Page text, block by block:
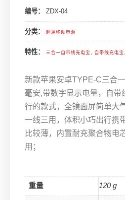
编号： ZDX-04
分类： 超薄移动电源
特性： 三合一自带线充电宝 自带线充电宝
新款苹果安卓TYPE-C三合
毫安,带数字显示电量，自带
行的款式，全镜面屏简单大
一线三用，体积小巧出行携
比较薄，内置耐充聚合物电
用；
重量 120 g